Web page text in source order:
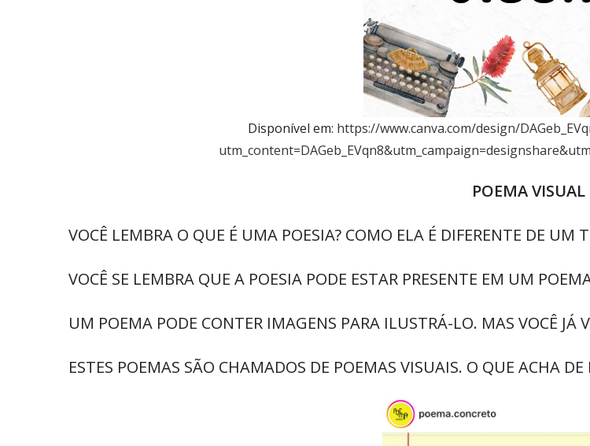
Disponível em: https://www.canva.com/design/
POEMA VISUAL
VOCÊ LEMBRA O QUE É UMA POESIA? COMO ELA É DIFERENTE DE UM
VOCÊ SE LEMBRA QUE A POESIA PODE ESTAR PRESENTE EM UM
UM POEMA PODE CONTER IMAGENS PARA ILUSTRÁ-LO. MAS VOCÊ JÁ
ESTES POEMAS SÃO CHAMADOS DE POEMAS VISUAIS. O QUE ACHA